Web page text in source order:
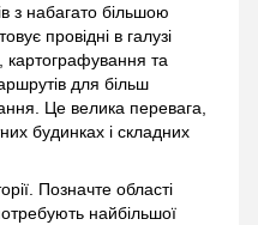
з набагато більшою
провідні в галузі
картографування та
для більш
Це велика перевага,
будинках і складних
Позначте області
найбільшої